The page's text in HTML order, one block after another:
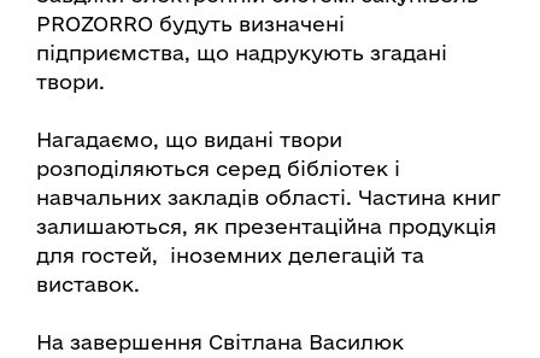
PROZORRO будуть визначені
підприємства, що надрукують згадані
твори.
Нагадаємо, що видані твори
розподіляються серед бібліотек і
навчальних закладів області. Частина книг
залишаються, як презентаційна продукція
для гостей, іноземних делегацій та
виставок.
На завершення Світлана Василюк